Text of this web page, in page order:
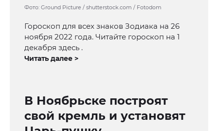
Фото: Ground Picture / shutterstock.com / Fotodom
Гороскоп для всех знаков Зодиака на 26
ноября 2022 года. Читайте гороскоп на 1
декабря здесь .
Читать далее >
В Ноябрьске построят
свой кремль и установят